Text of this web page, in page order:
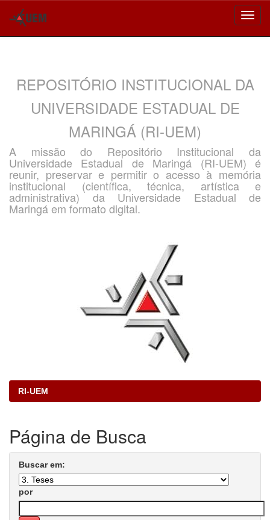
REPOSITÓRIO INSTITUCIONAL DA
UNIVERSIDADE ESTADUAL DE
MARINGÁ (RI-UEM)
A missão do Repositório Institucional da
Universidade Estadual de Maringá (RI-UEM) é
reunir, preservar e permitir o acesso à memória
institucional (científica, técnica, artística e
administrativa) da Universidade Estadual de
Maringá em formato digital.
RI-UEM
Página de Busca
Buscar em:
por